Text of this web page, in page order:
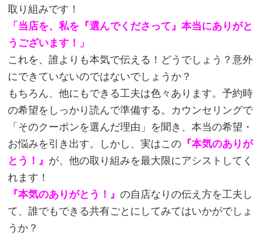
取り組みです！
「当店を、私を『選んでくださって』本当にありがと
うございます！」
これを、誰よりも本気で伝える！どうでしょう？意外
にできていないのではないでしょうか？
もちろん、他にもできる工夫は色々あります。予約時
の希望をしっかり読んで準備する。カウンセリングで
「そのクーポンを選んだ理由」を聞き、本当の希望・
お悩みを引き出す。しかし、実はこの 『本気のありが
とう！』 が、他の取り組みを最大限にアシストしてく
れます！
『本気のありがとう！』の自店なりの伝え方を工夫し
て、誰でもできる共有ごとにしてみてはいかがでしょ
うか？